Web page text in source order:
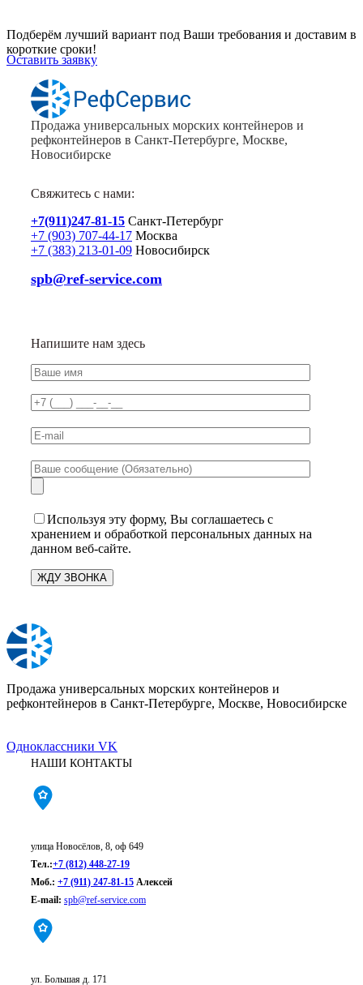
Подберём лучший вариант под Ваши требования и доставим в
короткие сроки!
Оставить заявку
Продажа универсальных морских контейнеров и
рефконтейнеров в Санкт-Петербурге, Москве,
Новосибирске
Свяжитесь с нами:
+7(911)247-81-15 Санкт-Петербург
+7 (903) 707-44-17 Москва
+7 (383) 213-01-09 Новосибирск
spb@ref-service.com
Напишите нам здесь
Используя эту форму, Вы соглашаетесь с
хранением и обработкой персональных данных на
данном веб-сайте.
Продажа универсальных морских контейнеров и
рефконтейнеров в Санкт-Петербурге, Москве, Новосибирске
Одноклассники VK
НАШИ КОНТАКТЫ
улица Новосёлов, 8, оф 649
Тел.:+7 (812) 448-27-19
Моб.: +7 (911) 247-81-15 Алексей
E-mail: spb@ref-service.com
ул. Большая д. 171